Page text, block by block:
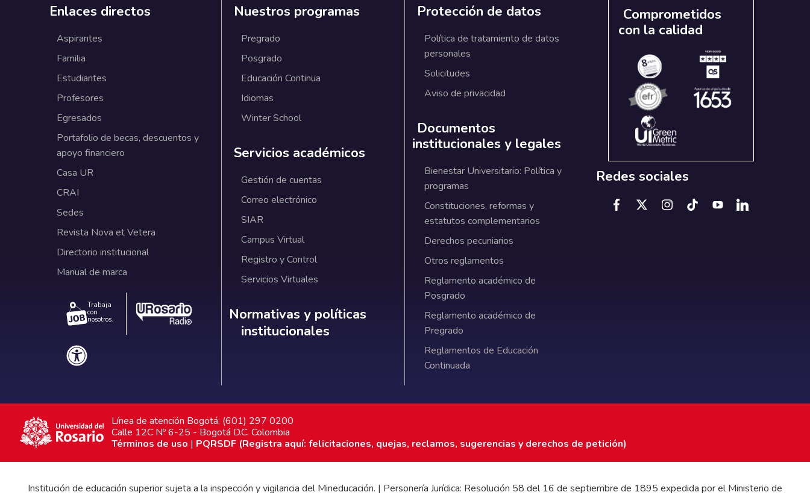
Enlaces directos
Aspirantes
Familia
Estudiantes
Profesores
Egresados
Portafolio de becas, descuentos y
apoyo financiero
Casa UR
CRAI
Sedes
Revista Nova et Vetera
Directorio institucional
Manual de marca
Trabaja
con
nosotros.
Nuestros programas
Pregrado
Posgrado
Educación Continua
Idiomas
Winter School
Servicios académicos
Gestión de cuentas
Correo electrónico
SIAR
Campus Virtual
Registro y Control
Servicios Virtuales
Normativas y políticas institucionales
Normativas y políticas
institucionales
Protección de datos
Política de tratamiento de datos
personales
Solicitudes
Aviso de privacidad
Documentos
institucionales y legales
Bienestar Universitario: Política y
programas
Constituciones, reformas y
estatutos complementarios
Derechos pecuniarios
Otros reglamentos
Reglamento académico de
Posgrado
Reglamento académico de
Pregrado
Reglamentos de Educación
Continuada
Comprometidos
con la calidad
Redes sociales
Línea de atención Bogotá: (601) 297 0200
Calle 12C Nº 6-25 - Bogotá D.C. Colombia
Términos de uso | PQRSDF (Registra aquí: felicitaciones, quejas, reclamos, sugerencias y derechos de petición)
Institución de educación superior sujeta a la inspección y vigilancia del Mineducación. | Personería Jurídica: Resolución 58 del 16 de septiembre de 1895 expedida por el Ministerio de